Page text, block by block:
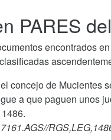
PARES
encontrados
concejo de Mucientes
a que paguen unos